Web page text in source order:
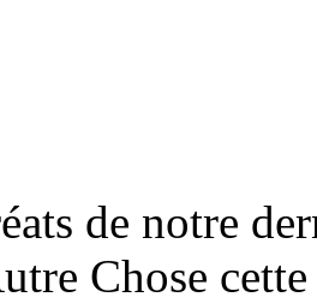
de notre
Chose